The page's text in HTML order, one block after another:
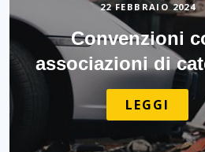
22 FEBBRAIO 2024
Convenzioni
associazioni di
LEGGI